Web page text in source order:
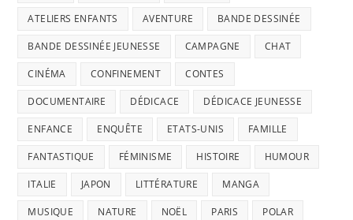
ATELIERS ENFANTS AVENTURE BANDE DESSINÉE
BANDE DESSINÉE JEUNESSE CAMPAGNE CHAT
CINÉMA CONFINEMENT CONTES
DOCUMENTAIRE DÉDICACE DÉDICACE JEUNESSE
ENFANCE ENQUÊTE ETATS-UNIS FAMILLE
FANTASTIQUE FÉMINISME HISTOIRE HUMOUR
ITALIE JAPON LITTÉRATURE MANGA
MUSIQUE NATURE NOËL PARIS POLAR